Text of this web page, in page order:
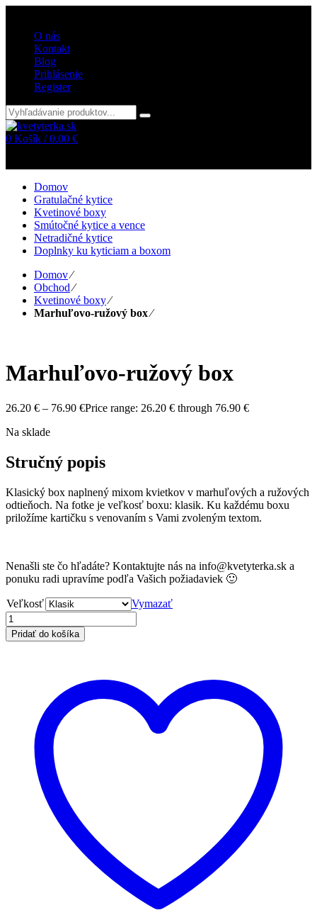
O nás
Kontakt
Blog
Prihlásenie
Register
0 Košík /0.00 €
Domov
Gratulačné kytice
Kvetinové boxy
Smútočné kytice a vence
Netradičné kytice
Doplnky ku kyticiam a boxom
Domov⁄
Obchod ⁄
Kvetinové boxy⁄
Marhuľovo-ružový box⁄
Marhuľovo-ružový box
26.20 € – 76.90 €Price range: 26.20 € through 76.90 €
Na sklade
Stručný popis
Klasický box naplnený mixom kvietkov v marhuľových a ružových
odtieňoch. Na fotke je veľkosť boxu: klasik. Ku každému boxu
priložíme kartičku s venovaním s Vami zvoleným textom.
Nenašli ste čo hľadáte? Kontaktujte nás na info@kvetyterka.sk a
ponuku radi upravíme podľa Vašich požiadaviek 🙂
Veľkosť Vymazať
Pridať do košíka